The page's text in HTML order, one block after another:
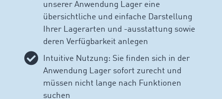
unserer Anwendung Lager eine
übersichtliche und einfache Darstellung
Ihrer Lagerarten und -ausstattung sowie
deren Verfügbarkeit anlegen
Intuitive Nutzung: Sie finden sich in der
Anwendung Lager sofort zurecht und
müssen nicht lange nach Funktionen
suchen